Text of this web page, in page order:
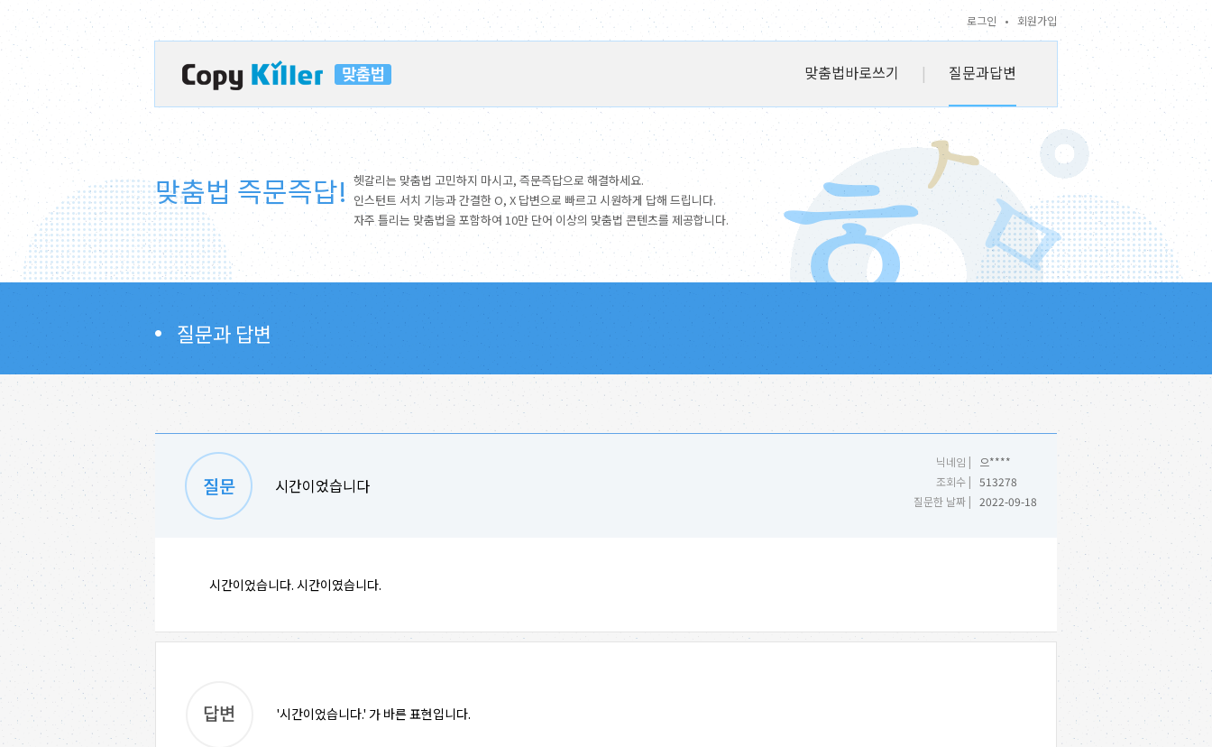
로그인 • 회원가입
맞춤법바로쓰기 | 질문과답변
맞춤법 즉문즉답! 헷갈리는 맞춤법 고민하지 마시고, 즉문즉답으로 해결하세요.
인스턴트 서치 기능과 간결한 O, X 답변으로 빠르고 시원하게 답해 드립니다.
자주 틀리는 맞춤법을 포함하여 10만 단어 이상의 맞춤법 콘텐츠를 제공합니다.
질문과 답변
닉네임 |
으****
조회수 | 513278
질문한 날짜 | 2022-09-18
시간이었습니다
시간이었습니다. 시간이였습니다.
'시간이었습니다.' 가 바른 표현입니다.